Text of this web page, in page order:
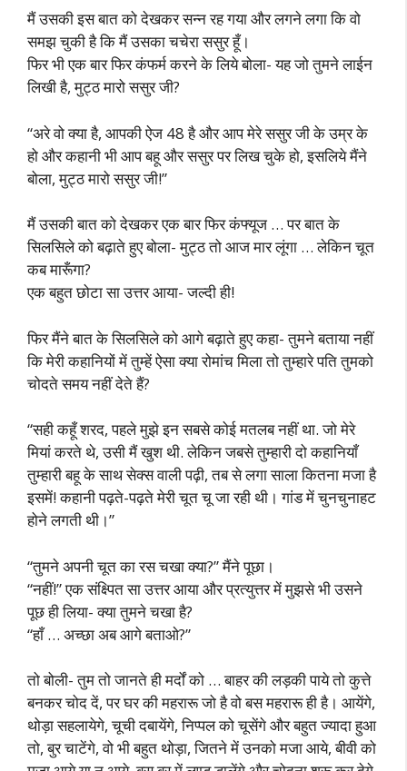
मैं उसकी इस बात को देखकर सन्न रह गया और लगने लगा कि वो
समझ चुकी है कि मैं उसका चचेरा ससुर हूँ।
फिर भी एक बार फिर कंफर्म करने के लिये बोला- यह जो तुमने लाईन
लिखी है, मुट्ठ मारो ससुर जी?
“अरे वो क्या है, आपकी ऐज 48 है और आप मेरे ससुर जी के उम्र के
हो और कहानी भी आप बहू और ससुर पर लिख चुके हो, इसलिये मैंने
बोला, मुट्ठ मारो ससुर जी!”
मैं उसकी बात को देखकर एक बार फिर कंफ्यूज … पर बात के
सिलसिले को बढ़ाते हुए बोला- मुट्ठ तो आज मार लूंगा … लेकिन चूत
कब मारूँगा?
एक बहुत छोटा सा उत्तर आया- जल्दी ही!
फिर मैंने बात के सिलसिले को आगे बढ़ाते हुए कहा- तुमने बताया नहीं
कि मेरी कहानियों में तुम्हें ऐसा क्या रोमांच मिला तो तुम्हारे पति तुमको
चोदते समय नहीं देते हैं?
“सही कहूँ शरद, पहले मुझे इन सबसे कोई मतलब नहीं था. जो मेरे
मियां करते थे, उसी मैं खुश थी. लेकिन जबसे तुम्हारी दो कहानियाँ
तुम्हारी बहू के साथ सेक्स वाली पढ़ी, तब से लगा साला कितना मजा है
इसमें! कहानी पढ़ते-पढ़ते मेरी चूत चू जा रही थी। गांड में चुनचुनाहट
होने लगती थी।”
“तुमने अपनी चूत का रस चखा क्या?” मैंने पूछा।
“नहीं!” एक संक्ष्पित सा उत्तर आया और प्रत्युत्तर में मुझसे भी उसने
पूछ ही लिया- क्या तुमने चखा है?
“हाँ … अच्छा अब आगे बताओ?”
तो बोली- तुम तो जानते ही मर्दों को … बाहर की लड़की पाये तो कुत्ते
बनकर चोद दें, पर घर की महरारू जो है वो बस महरारू ही है। आयेंगे,
थोड़ा सहलायेगे, चूची दबायेंगे, निप्पल को चूसेंगे और बहुत ज्यादा हुआ
तो, बुर चाटेंगे, वो भी बहुत थोड़ा, जितने में उनको मजा आये, बीवी को